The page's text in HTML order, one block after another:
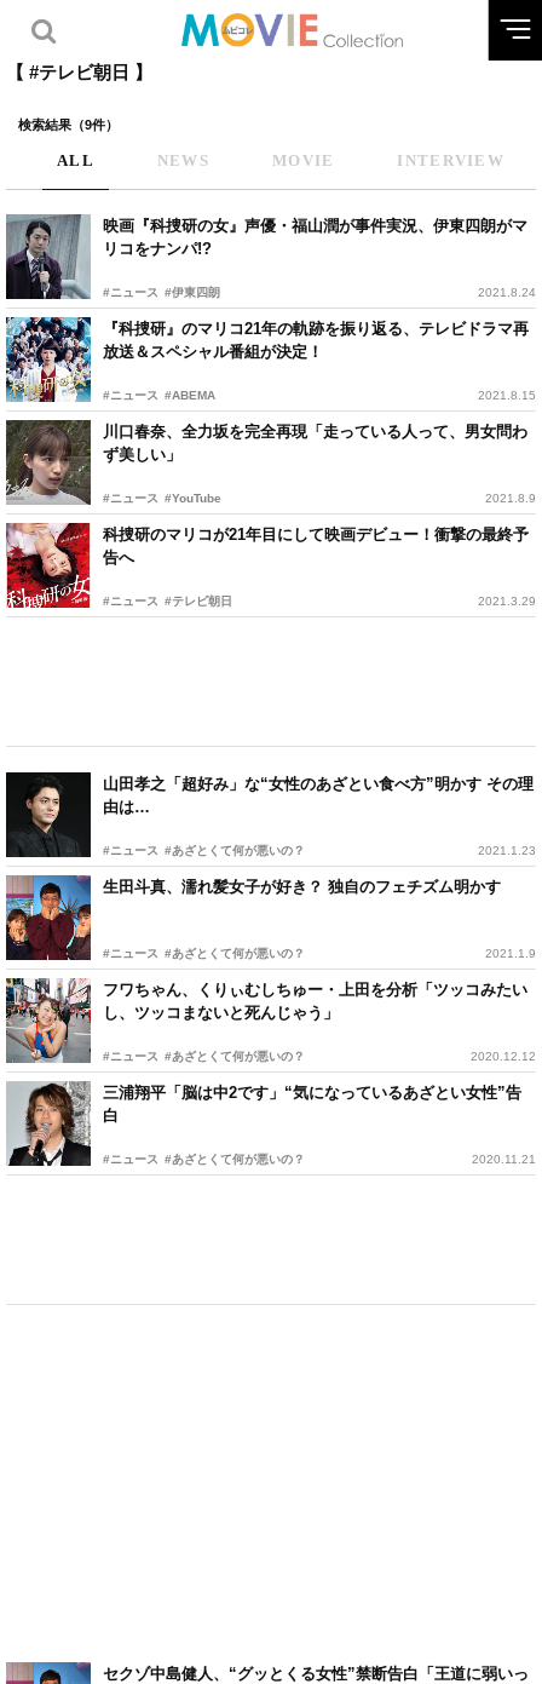
【 #テレビ朝日 】
検索結果（9件）
ALL NEWS MOVIE INTERVIEW
映画『科捜研の女』声優・福山潤が事件実況、伊東四朗がマ
リコをナンパ!?
#ニュース #伊東四朗 2021.8.24
『科捜研』のマリコ21年の軌跡を振り返る、テレビドラマ再
放送＆スペシャル番組が決定！
#ニュース #ABEMA 2021.8.15
川口春奈、全力坂を完全再現「走っている人って、男女問わ
ず美しい」
#ニュース #YouTube 2021.8.9
科捜研のマリコが21年目にして映画デビュー！衝撃の最終予
告へ
#ニュース #テレビ朝日 2021.3.29
山田孝之「超好み」な“女性のあざとい食べ方”明かす その理
由は…
#ニュース #あざとくて何が悪いの？ 2021.1.23
生田斗真、濡れ髪女子が好き？ 独自のフェチズム明かす
#ニュース #あざとくて何が悪いの？ 2021.1.9
フワちゃん、くりぃむしちゅー・上田を分析「ツッコみたい
し、ツッコまないと死んじゃう」
#ニュース #あざとくて何が悪いの？ 2020.12.12
三浦翔平「脳は中2です」“気になっているあざとい女性”告
白
#ニュース #あざとくて何が悪いの？ 2020.11.21
セクゾ中島健人、“グッとくる女性”禁断告白「王道に弱いっ